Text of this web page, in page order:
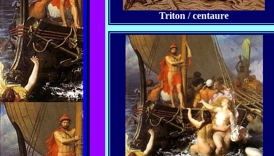
Triton / centaure